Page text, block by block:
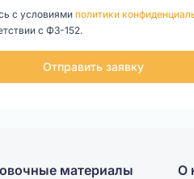
с условиями политики
с ФЗ-152.
Отправить заявку
материалы
О